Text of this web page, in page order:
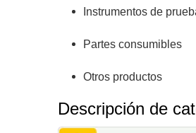
Partes consumibles
Otros productos
Descripción de